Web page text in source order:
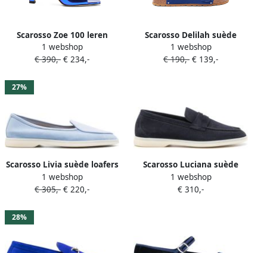
Scarosso Zoe 100 leren
muiltjes Blauw
1 webshop
€ 390,- € 234,-
Scarosso Delilah suède
slippers Blauw
1 webshop
€ 190,- € 139,-
27%
Scarosso Livia suède loafers
Blauw
1 webshop
€ 305,- € 220,-
Scarosso Luciana suède
loafers Blauw
1 webshop
€ 310,-
28%